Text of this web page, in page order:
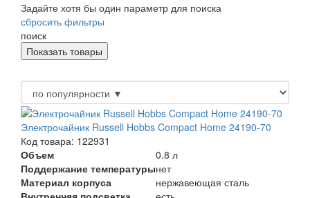
Задайте хотя бы один параметр для поиска
сбросить фильтры
поиск
Электрочайник Russell Hobbs Compact Home 24190-70
Код товара: 122931
Объем
0.8 л
Поддержание температурынет
Материал корпуса
нержавеющая сталь